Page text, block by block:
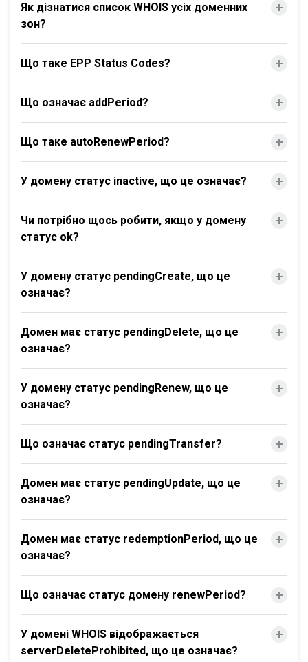
Як дізнатися список WHOIS усіх доменних
зон?
Що таке EPP Status Codes?
Що означає addPeriod?
Що таке autoRenewPeriod?
У домену статус inactive, що це означає?
Чи потрібно щось робити, якщо у домену
статус ok?
У домену статус pendingCreate, що це
означає?
Домен має статус pendingDelete, що це
означає?
У домену статус pendingRenew, що це
означає?
Що означає статус pendingTransfer?
Домен має статус pendingUpdate, що це
означає?
Домен має статус redemptionPeriod, що це
означає?
Що означає статус домену renewPeriod?
У домені WHOIS відображається
serverDeleteProhibited, що це означає?